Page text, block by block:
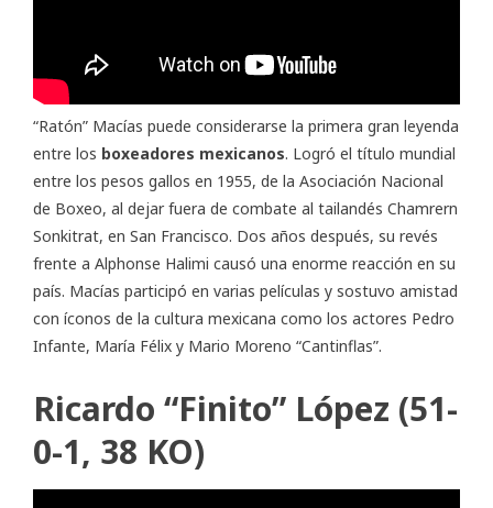
“Ratón” Macías puede considerarse la primera gran leyenda
entre los boxeadores mexicanos. Logró el título mundial
entre los pesos gallos en 1955, de la Asociación Nacional
de Boxeo, al dejar fuera de combate al tailandés Chamrern
Sonkitrat, en San Francisco. Dos años después, su revés
frente a Alphonse Halimi causó una enorme reacción en su
país. Macías participó en varias películas y sostuvo amistad
con íconos de la cultura mexicana como los actores Pedro
Infante, María Félix y Mario Moreno “Cantinflas”.
Ricardo “Finito” López (51-
0-1, 38 KO)